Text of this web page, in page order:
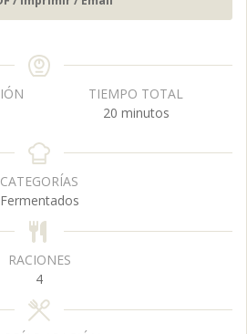
TIEMPO TOTAL
20m
n
s
minutos
CATEGORÍAS
Fermentados
RACIONES
4